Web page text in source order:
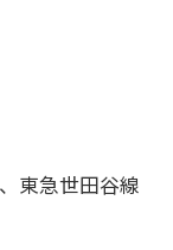
東急世田谷線